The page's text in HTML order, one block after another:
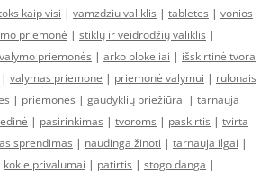
kaip visi | vamzdziu valiklis | tabletes | vonios
priemonė | stiklų ir veidrodžių valiklis |
valymo priemonės | arko blokeliai | išskirtinė tvora
| valymas priemone | priemonė valymui | rulonais
| priemonės | gaudyklių priežiūrai | tarnauja
| pasirinkimas | tvoroms | paskirtis | tvirta
sprendimas | naudinga žinoti | tarnauja ilgai |
kokie privalumai | patirtis | stogo danga |